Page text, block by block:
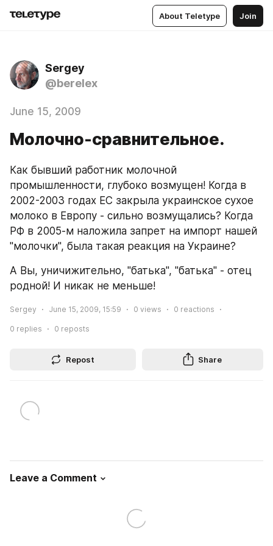
About Teletype Join
Sergey
@berelex
June 15, 2009
Молочно-сравнительное.
Как бывший работник молочной
промышленности, глубоко возмущен! Когда в
2002-2003 годах ЕС закрыла украинское сухое
молоко в Европу - сильно возмущались? Когда
РФ в 2005-м наложила запрет на импорт нашей
"молочки", была такая реакция на Украине?
А Вы, уничижительно, "батька", "батька" - отец
родной! И никак не меньше!
Sergey June 15, 2009, 15:59 0 views 0 reactions
0 replies 0 reposts
Repost Share
Leave a Comment